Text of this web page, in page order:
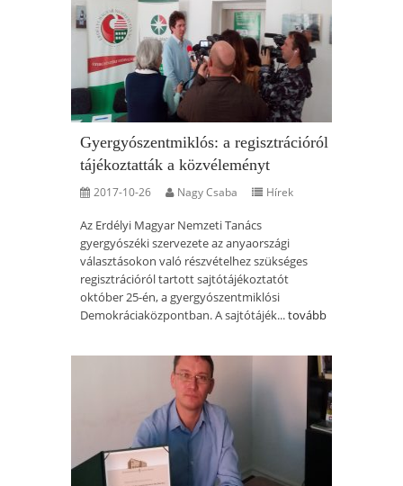
Gyergyószentmiklós: a regisztrációról
tájékoztatták a közvéleményt
2017-10-26 Nagy Csaba Hírek
Az Erdélyi Magyar Nemzeti Tanács
gyergyószéki szervezete az anyaországi
választásokon való részvételhez szükséges
regisztrációról tartott sajtótájékoztatót
október 25-én, a gyergyószentmiklósi
Demokráciaközpontban. A sajtótájék...tovább